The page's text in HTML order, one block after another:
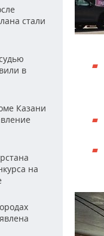
стали
в
Казани
на